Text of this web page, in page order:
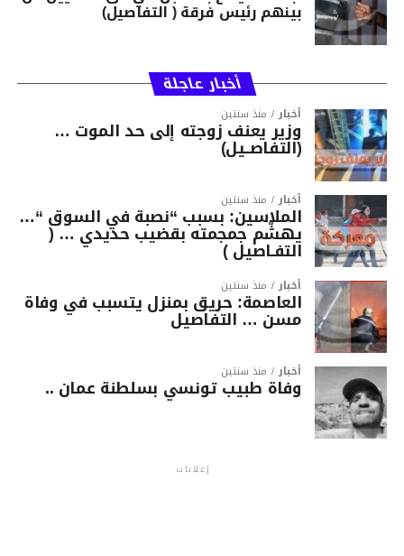
بينهم رئيس فرقة ( التفاصيل)
أخبار عاجلة
أخبار منذ سنتين
وزير يعنف زوجته إلى حد الموت …
(التفاصــيل)
أخبار منذ سنتين
الملاسين: بسبب “نصبة في السوق “…
يهشّم جمجمته بقضيب حديدي … (
التفـاصيل )
أخبار منذ سنتين
العاصمة: حريق بمنزل يتسبب في وفاة
مسن … التفاصيل
أخبار منذ سنتين
وفاة طبيب تونسي بسلطنة عمان ..
إعلانات